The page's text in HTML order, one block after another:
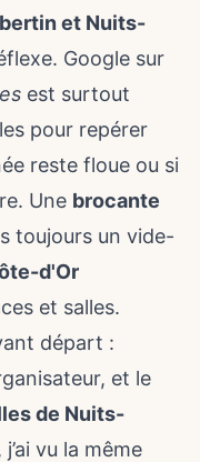
et Nuits-
Google sur
est surtout
pour repérer
reste floue ou si
Une brocante
toujours un vide-
d'Or
et salles.
départ :
et le
de Nuits-
vu la même